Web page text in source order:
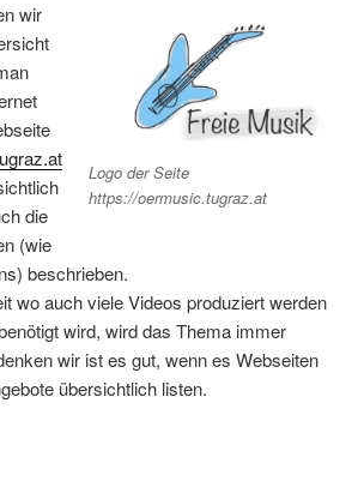
Logo der Seite
https://oermusic.tugraz.at
wir
die
(wie
beschrieben.
wo auch viele Videos produziert werden
wird, wird das Thema immer
wir ist es gut, wenn es Webseiten
übersichtlich listen.